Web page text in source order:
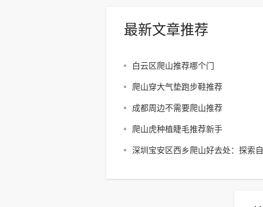
最新文章推荐
白云区爬山推荐哪个门
爬山穿大气垫跑步鞋推荐
成都周边不需要爬山推荐
爬山虎种植睫毛推荐新手
深圳宝安区西乡爬山好去处：探索